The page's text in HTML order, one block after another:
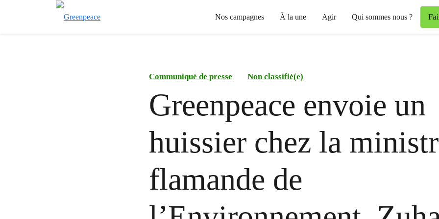
Nos campagnes À la une Agir Qui sommes nous ?
Communiqué de presse Non classifié(e)
Greenpeace envoie un
huissier chez la
flamande de